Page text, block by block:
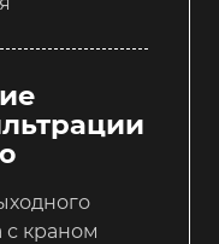
с краном